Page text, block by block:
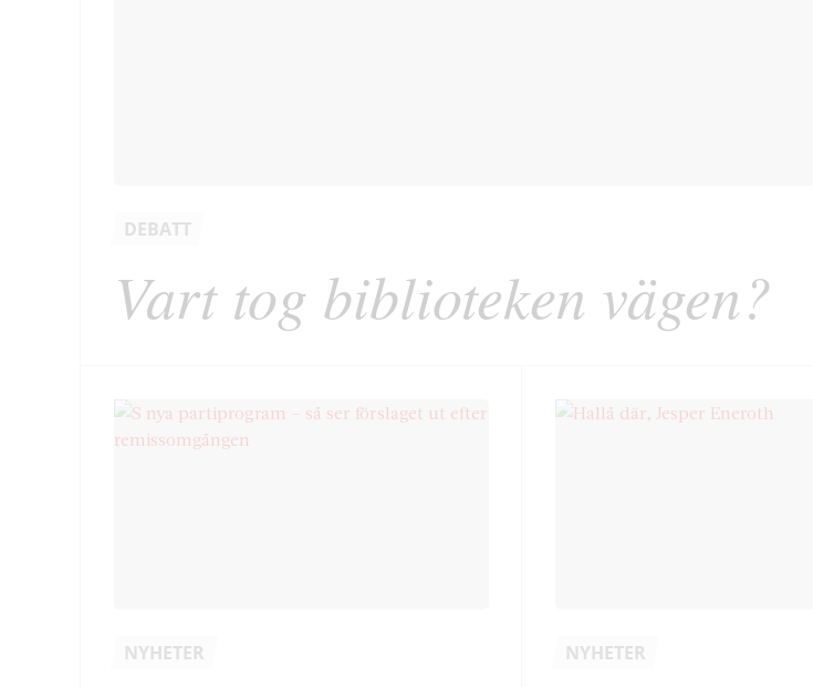
DEBATT
Vart tog biblioteken vägen?
NYHETER NYHETER